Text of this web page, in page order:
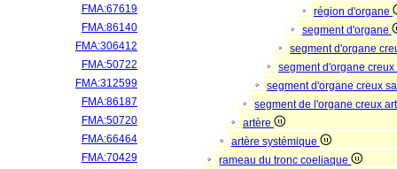
FMA:67619
région d'organe
FMA:86140
segment d'organe
FMA:306412
segment d'organe
FMA:50722
segment d'organe
FMA:312599
segment d'organe creux
FMA:86187
segment de l'organe creux
FMA:50720
artère
FMA:66464
artère systémique
FMA:70429
rameau du tronc coeliaque